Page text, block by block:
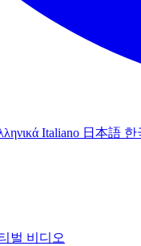
Italiano 日本語 한
벌 비디오